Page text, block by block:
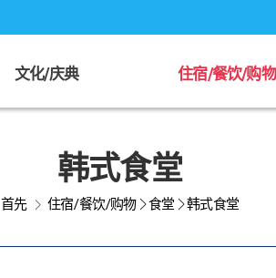
文化/庆典 住宿/餐饮/购物
韩式食堂
首先 > 住宿/餐饮/购物>食堂 >韩式食堂